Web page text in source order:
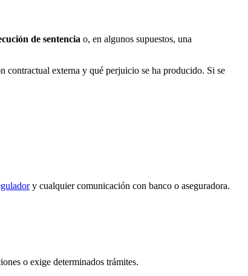
de sentencia o, en algunos supuestos, una
contractual externa y qué perjuicio se ha producido. Si se
y cualquier comunicación con banco o aseguradora.
o exige determinados trámites.